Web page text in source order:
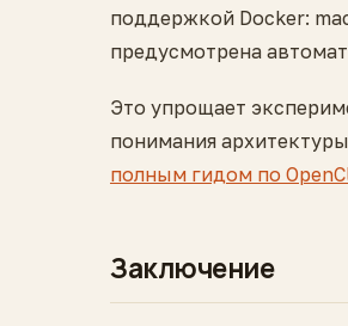
поддержкой Docker:
предусмотрена
Это упрощает
понимания
полным гидом по
Заключение